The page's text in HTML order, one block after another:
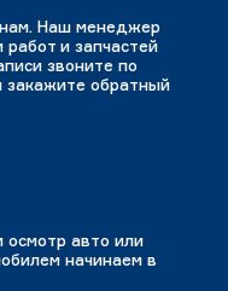
нам. Наш менеджер
работ и запчастей
звоните по
закажите обратный
авто или
начинаем в